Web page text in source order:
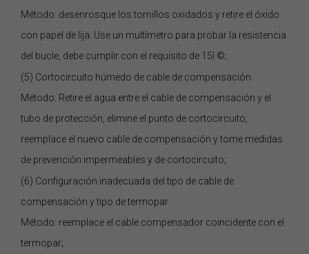
Método: desenrosque los tornillos oxidados y retire el óxido
con papel de lija. Use un multímetro para probar la resistencia
del bucle, debe cumplir con el requisito de 15î ©;
(5) Cortocircuito húmedo de cable de compensación
Método: Retire el agua entre el cable de compensación y el
tubo de protección, elimine el punto de cortocircuito,
reemplace el nuevo cable de compensación y tome medidas
de prevención impermeables y de cortocircuito;
(6) Configuración inadecuada del tipo de cable de
compensación y tipo de termopar
Método: reemplace el cable compensador coincidente con el
termopar;